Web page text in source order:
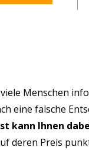
Menschen
eine falsche
kann Ihnen
deren Preis